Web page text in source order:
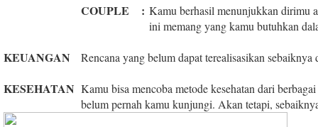
COUPLE : Kamu berhasil menunjukkan dirimu
ini memang yang kamu butuhkan
KEUANGAN Rencana yang belum dapat terealisasikan
KESEHATAN Kamu bisa mencoba metode kesehatan dari
belum pernah kamu kunjungi. Akan tetapi,